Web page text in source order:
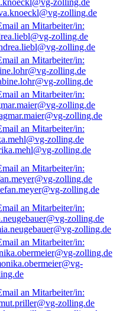
zolling.de
zolling.de
zolling.de
zolling.de
zolling.de
zolling.de
zolling.de